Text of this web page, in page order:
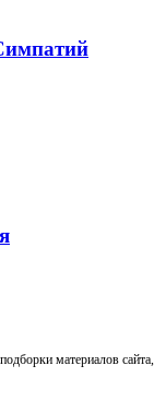
материалов сайта,